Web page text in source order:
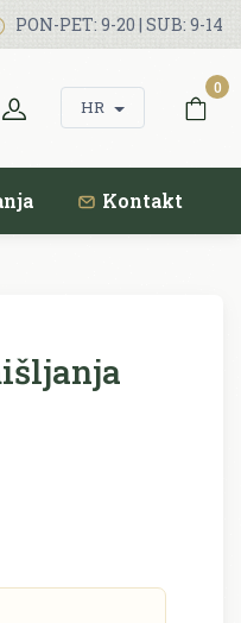
PON-PET: 9-20 | SUB: 9-14
HR
0
Kontakt